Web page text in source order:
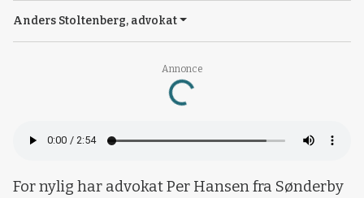
Annonce
Loading...
Anders Stoltenberg, advokat
For nylig har advokat Per Hansen fra Sønderby